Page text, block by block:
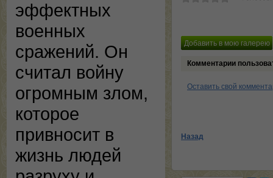
эффектных
военных
сражений. Он
считал войну
огромным злом,
которое
привносит в
жизнь людей
Комментарии
Оставить свой
Назад